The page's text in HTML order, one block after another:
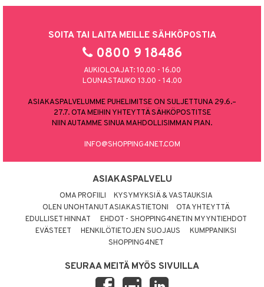
SOITA TAI LAITA MEILLE SÄHKÖPOSTIA
0800 9 18486
AUKIOLOAJAT: 10.00 - 16.00
LOUNASTAUKO 13.00 - 14.00
ASIAKASPALVELUMME PUHELIMITSE ON SULJETTUNA 29.6.–
27.7. OTA MEIHIN YHTEYTTÄ SÄHKÖPOSTITSE
NIIN AUTAMME SINUA MAHDOLLISIMMAN PIAN.
INFO@SHOPPING4NET.COM
ASIAKASPALVELU
OMA PROFIILI
KYSYMYKSIÄ & VASTAUKSIA
OLEN UNOHTANUT ASIAKASTIETONI
OTA YHTEYTTÄ
EDULLISET HINNAT
EHDOT - SHOPPING4NETIN MYYNTIEHDOT
EVÄSTEET
HENKILÖTIETOJEN SUOJAUS
KUMPPANIKSI
SHOPPING4NET
SEURAA MEITÄ MYÖS SIVUILLA